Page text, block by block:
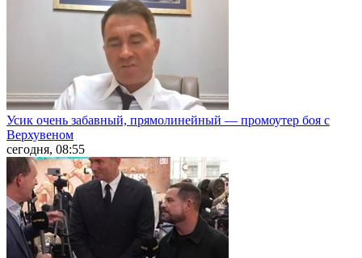
Усик очень забавный, прямолинейный — промоутер боя с
Верхувеном
сегодня, 08:55